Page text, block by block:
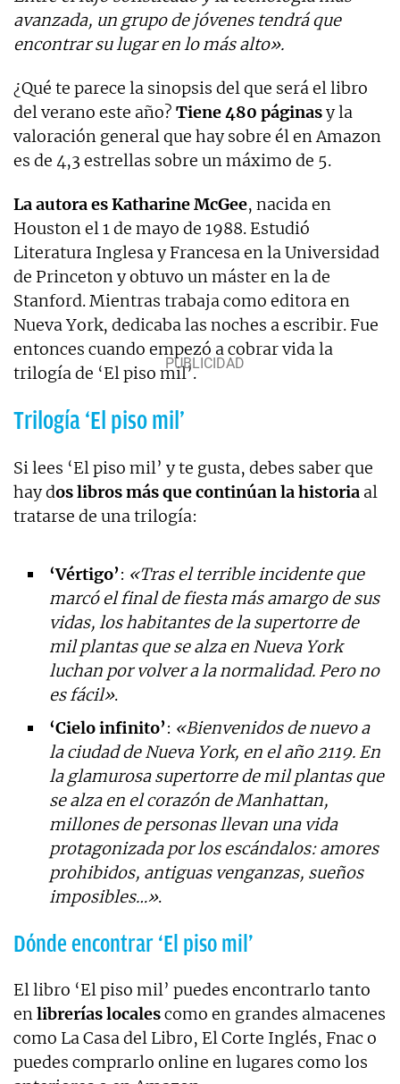
avanzada, un grupo de jóvenes tendrá que
encontrar su lugar en lo más alto».
¿Qué te parece la sinopsis del que será el libro
del verano este año? Tiene 480 páginasy la
valoración general que hay sobre él en Amazon
es de 4,3 estrellas sobre un máximo de 5.
La autora es Katharine McGee, nacida en
Houston el 1 de mayo de 1988. Estudió
Literatura Inglesa y Francesa en la Universidad
de Princeton y obtuvo un máster en la de
Stanford. Mientras trabaja como editora en
Nueva York, dedicaba las noches a escribir. Fue
entonces cuando empezó a cobrar vida la
trilogía de ‘El piso mil’.
Trilogía ‘El piso mil’
Si lees ‘El piso mil’ y te gusta, debes saber que
hay dos libros más que continúan la historia al
tratarse de una trilogía:
‘Vértigo’: «Tras el terrible incidente que
marcó el final de fiesta más amargo de sus
vidas, los habitantes de la supertorre de
mil plantas que se alza en Nueva York
luchan por volver a la normalidad. Pero no
es fácil».
‘Cielo infinito’: «Bienvenidos de nuevo a
la ciudad de Nueva York, en el año 2119. En
la glamurosa supertorre de mil plantas que
se alza en el corazón de Manhattan,
millones de personas llevan una vida
protagonizada por los escándalos: amores
prohibidos, antiguas venganzas, sueños
imposibles…».
Dónde encontrar ‘El piso mil’
El libro ‘El piso mil’ puedes encontrarlo tanto
enlibrerías localescomo en grandes almacenes
como La Casa del Libro, El Corte Inglés, Fnac o
puedes comprarlo online en lugares como los